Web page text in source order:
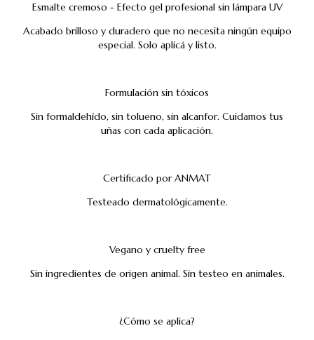
Esmalte cremoso - Efecto gel profesional sin lámpara UV
Acabado brilloso y duradero que no necesita ningún equipo
especial. Solo aplicá y listo.
Formulación sin tóxicos
Sin formaldehído, sin tolueno, sin alcanfor. Cuidamos tus
uñas con cada aplicación.
Certificado por ANMAT
Testeado dermatológicamente.
Vegano y cruelty free
Sin ingredientes de origen animal. Sin testeo en animales.
¿Cómo se aplica?